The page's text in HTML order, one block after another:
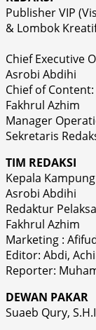
Publisher VIP
& Lombok
Chief Executive
Asrobi Abdihi
Chief of Content:
Fakhrul Azhim
Manager
Sekretaris
TIM REDAKSI
Kepala
Asrobi Abdihi
Redaktur
Fakhrul Azhim
Marketing :
Editor: Abdi,
Reporter:
DEWAN PAKAR
Suaeb Qury,